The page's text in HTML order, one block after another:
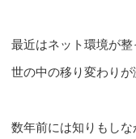
最近はネット環境が整
世の中の移り変わりが
数年前には知りもし